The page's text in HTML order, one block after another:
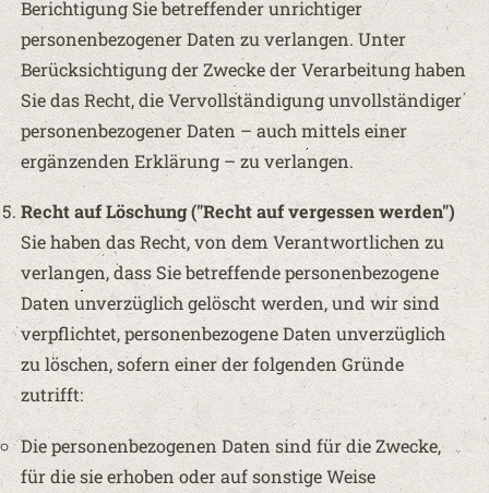
Berichtigung Sie betreffender unrichtiger
personenbezogener Daten zu verlangen. Unter
Berücksichtigung der Zwecke der Verarbeitung haben
Sie das Recht, die Vervollständigung unvollständiger
personenbezogener Daten – auch mittels einer
ergänzenden Erklärung – zu verlangen.
Recht auf Löschung ("Recht auf vergessen werden")
Sie haben das Recht, von dem Verantwortlichen zu
verlangen, dass Sie betreffende personenbezogene
Daten unverzüglich gelöscht werden, und wir sind
verpflichtet, personenbezogene Daten unverzüglich
zu löschen, sofern einer der folgenden Gründe
zutrifft:
Die personenbezogenen Daten sind für die Zwecke,
für die sie erhoben oder auf sonstige Weise